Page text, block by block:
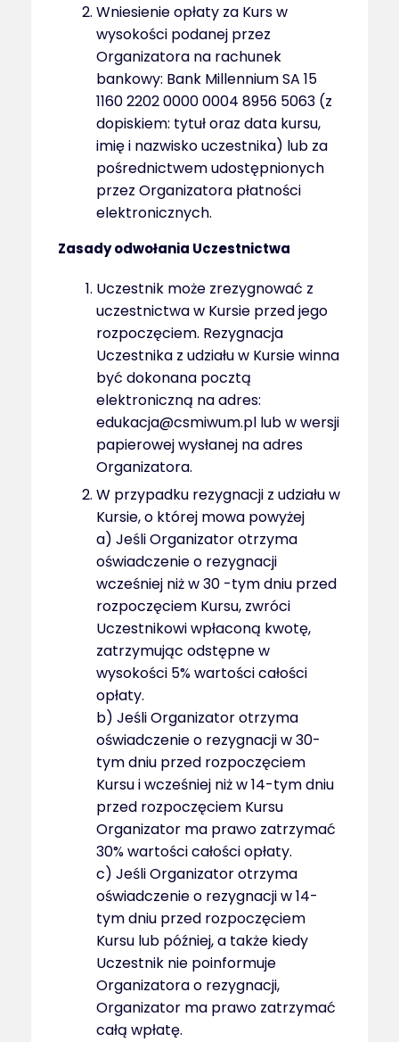
Wniesienie opłaty za Kurs w
wysokości podanej przez
Organizatora na rachunek
bankowy: Bank Millennium SA 15
1160 2202 0000 0004 8956 5063 (z
dopiskiem: tytuł oraz data kursu,
imię i nazwisko uczestnika) lub za
pośrednictwem udostępnionych
przez Organizatora płatności
elektronicznych.
Zasady odwołania Uczestnictwa
Uczestnik może zrezygnować z
uczestnictwa w Kursie przed jego
rozpoczęciem. Rezygnacja
Uczestnika z udziału w Kursie winna
być dokonana pocztą
elektroniczną na adres:
edukacja@csmiwum.pl lub w wersji
papierowej wysłanej na adres
Organizatora.
W przypadku rezygnacji z udziału w
Kursie, o której mowa powyżej
a) Jeśli Organizator otrzyma
oświadczenie o rezygnacji
wcześniej niż w 30 -tym dniu przed
rozpoczęciem Kursu, zwróci
Uczestnikowi wpłaconą kwotę,
zatrzymując odstępne w
wysokości 5% wartości całości
opłaty.
b) Jeśli Organizator otrzyma
oświadczenie o rezygnacji w 30-
tym dniu przed rozpoczęciem
Kursu i wcześniej niż w 14-tym dniu
przed rozpoczęciem Kursu
Organizator ma prawo zatrzymać
30% wartości całości opłaty.
c) Jeśli Organizator otrzyma
oświadczenie o rezygnacji w 14-
tym dniu przed rozpoczęciem
Kursu lub później, a także kiedy
Uczestnik nie poinformuje
Organizatora o rezygnacji,
Organizator ma prawo zatrzymać
całą wpłatę.